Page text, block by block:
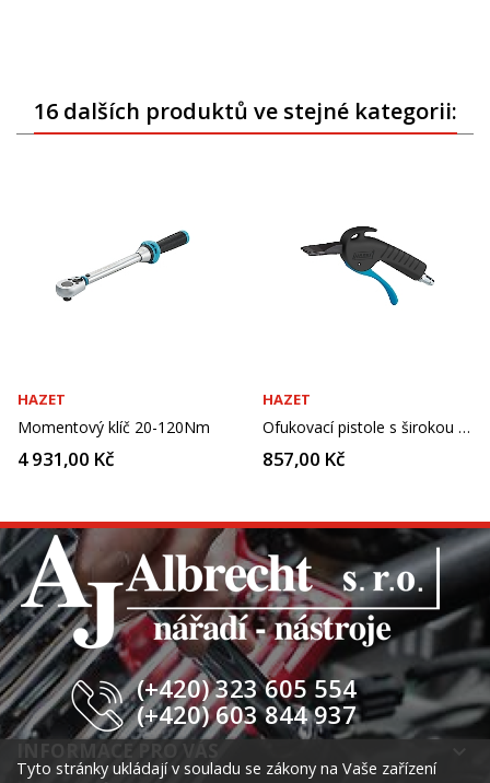
16 dalších produktů ve stejné kategorii:
HAZET
Momentový klíč 20-120Nm
4 931,00 Kč
HAZET
Ofukovací pistole s širokou plochou tryskou
857,00 Kč
(+420) 323 605 554
(+420) 603 844 937
INFORMACE PRO VÁS keyboard_arrow_down
Tyto stránky ukládají v souladu se zákony na Vaše zařízení